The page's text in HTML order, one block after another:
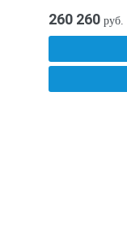
260 260 руб.